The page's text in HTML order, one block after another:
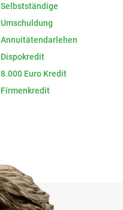
Selbstständige
Umschuldung
Annuitätendarlehen
Dispokredit
8.000 Euro Kredit
Firmenkredit